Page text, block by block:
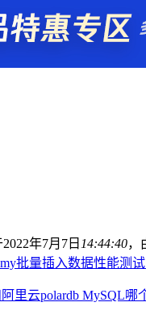
年7月7日 14:44:40，
批量插入数据性能测